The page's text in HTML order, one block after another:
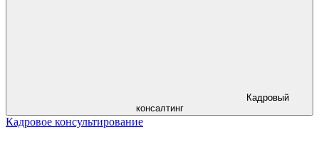
консалтинг
Кадровое консультирование